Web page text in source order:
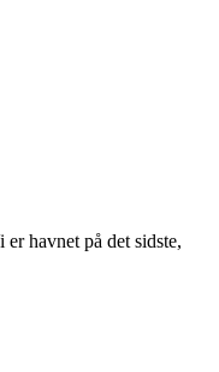
havnet på det sidste,